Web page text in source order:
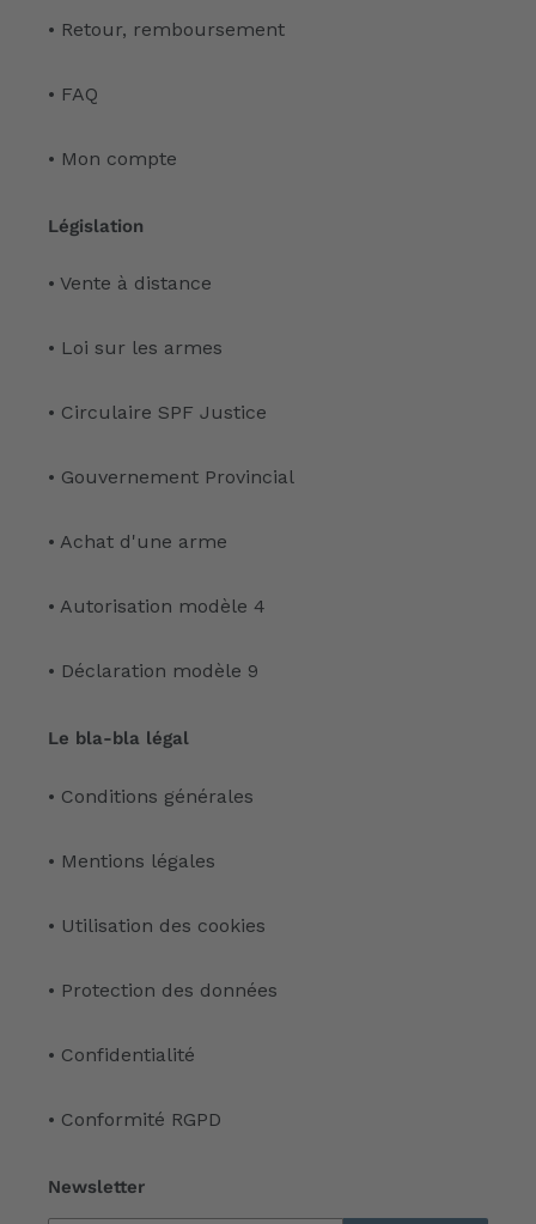
• Retour, remboursement
• FAQ
• Mon compte
Législation
• Vente à distance
• Loi sur les armes
• Circulaire SPF Justice
• Gouvernement Provincial
• Achat d'une arme
• Autorisation modèle 4
• Déclaration modèle 9
Le bla-bla légal
• Conditions générales
• Mentions légales
• Utilisation des cookies
• Protection des données
• Confidentialité
• Conformité RGPD
Newsletter